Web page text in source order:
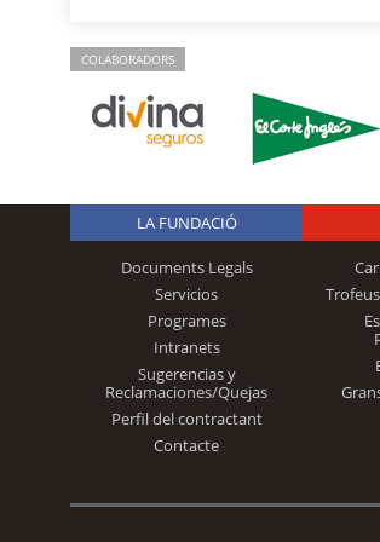
COLABORADORS
LA FUNDACIÓ
Documents Legals
Servicios
Programes
Intranets
Sugerencias y
Reclamaciones/Quejas
Perfil del contractant
Contacte